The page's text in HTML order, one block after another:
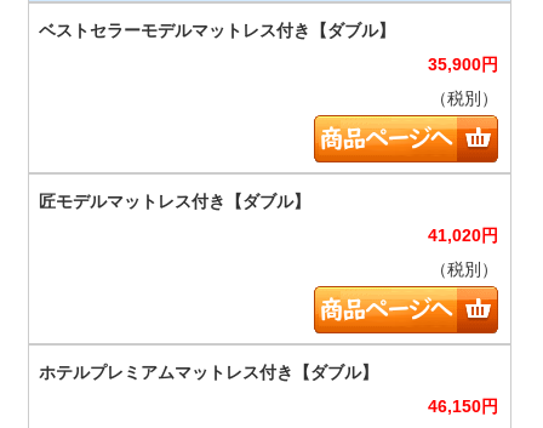
35,900円
（税別）
41,020円
（税別）
46,150円